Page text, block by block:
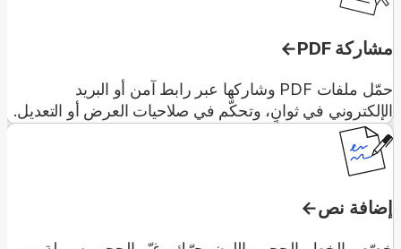
مشاركة PDF
حمّل ملفات PDF وشاركها عبر رابط آمن أو البريد
الإلكتروني في ثوانٍ، وتحكّم في صلاحيات العرض أو التعديل.
إضافة نص